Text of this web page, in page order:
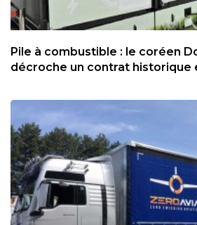
Pile à combustible : le coréen
décroche un contrat historique